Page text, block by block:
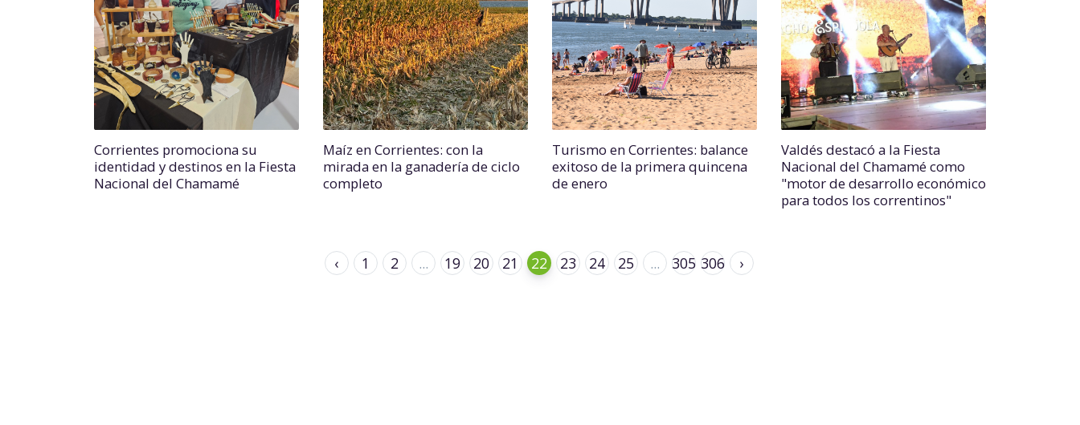
Corrientes promociona su
identidad y destinos en la Fiesta
Nacional del Chamamé
Maíz en Corrientes: con la
mirada en la ganadería de ciclo
completo
Turismo en Corrientes: balance
exitoso de la primera quincena
de enero
Valdés destacó a la Fiesta
Nacional del Chamamé como
"motor de desarrollo económico
para todos los correntinos"
‹ 1 2 ... 19 20 21 22 23 24 25 ... 305 306 ›